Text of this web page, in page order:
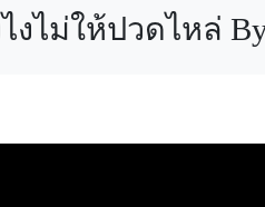
งไม่ให้ปวดไหล่